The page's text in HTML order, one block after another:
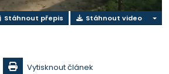
Stáhnout přepis Stáhnout video
Vytisknout článek